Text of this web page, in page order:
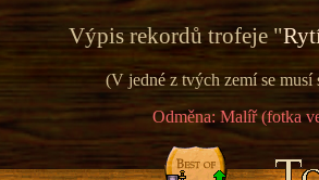
Výpis rekordů trofeje "
(V jedné z tvých zemí se
Odměna: Malíř (fotka